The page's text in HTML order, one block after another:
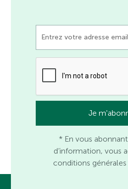
* En vous
d’information, vous
conditions générales